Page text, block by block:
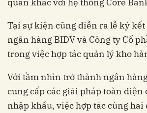
ngân hàng BIDV và Công ty Cổ
trong việc hợp tác quản lý kho
Với tầm nhìn trở thành ngân
cung cấp các giải pháp toàn diện
nhập khẩu, việc hợp tác cùng hai